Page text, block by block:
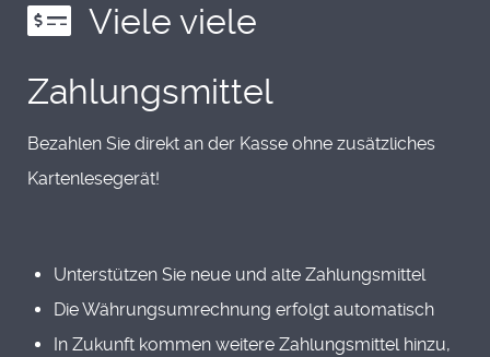
Viele viele
Zahlungsmittel
Bezahlen Sie direkt an der Kasse ohne zusätzliches
Kartenlesegerät!
Unterstützen Sie neue und alte Zahlungsmittel
Die Währungsumrechnung erfolgt automatisch
In Zukunft kommen weitere Zahlungsmittel hinzu,